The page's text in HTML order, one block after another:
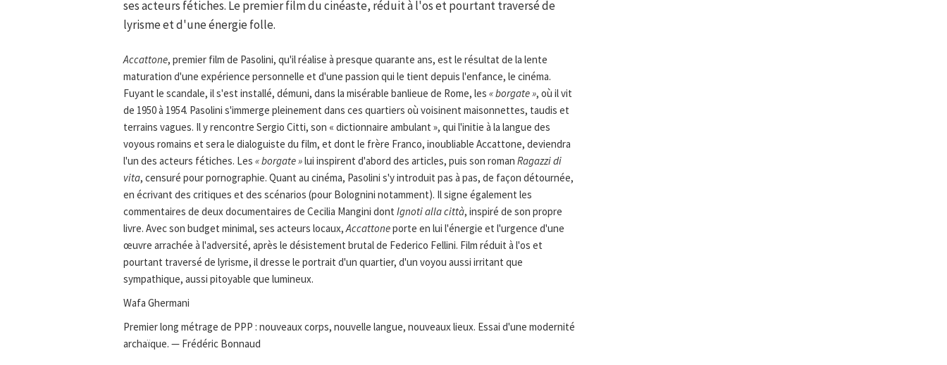
ses acteurs fétiches. Le premier film du cinéaste, réduit à l'os et pourtant traversé de
lyrisme et d'une énergie folle.
Accattone, premier film de Pasolini, qu'il réalise à presque quarante ans, est le résultat de la lente
maturation d'une expérience personnelle et d'une passion qui le tient depuis l'enfance, le cinéma.
Fuyant le scandale, il s'est installé, démuni, dans la misérable banlieue de Rome, les « borgate », où il vit
de 1950 à 1954. Pasolini s'immerge pleinement dans ces quartiers où voisinent maisonnettes, taudis et
terrains vagues. Il y rencontre Sergio Citti, son « dictionnaire ambulant », qui l'initie à la langue des
voyous romains et sera le dialoguiste du film, et dont le frère Franco, inoubliable Accattone, deviendra
l'un des acteurs fétiches. Les « borgate »lui inspirent d'abord des articles, puis son roman Ragazzi di
vita, censuré pour pornographie. Quant au cinéma, Pasolini s'y introduit pas à pas, de façon détournée,
en écrivant des critiques et des scénarios (pour Bolognini notamment). Il signe également les
commentaires de deux documentaires de Cecilia Mangini dont Ignoti alla città, inspiré de son propre
livre. Avec son budget minimal, ses acteurs locaux,Accattoneporte en lui l'énergie et l'urgence d'une
œuvre arrachée à l'adversité, après le désistement brutal de Federico Fellini. Film réduit à l'os et
pourtant traversé de lyrisme, il dresse le portrait d'un quartier, d'un voyou aussi irritant que
sympathique, aussi pitoyable que lumineux.
Wafa Ghermani
Premier long métrage de PPP : nouveaux corps, nouvelle langue, nouveaux lieux. Essai d'une modernité
archaïque. — Frédéric Bonnaud